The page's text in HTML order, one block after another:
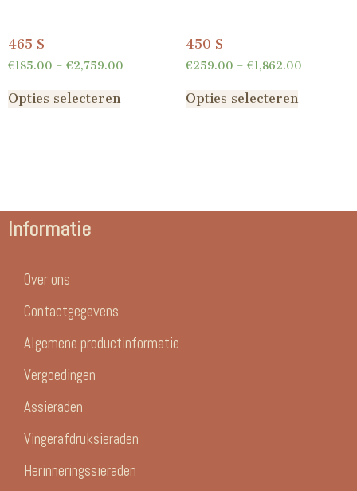
465 S
€185.00 – €2,759.00
Opties selecteren
450 S
€259.00 – €1,862.00
Opties selecteren
Informatie
Over ons
Contactgegevens
Algemene productinformatie
Vergoedingen
Assieraden
Vingerafdruksieraden
Herinneringssieraden